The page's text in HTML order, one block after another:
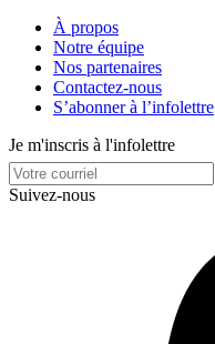
À propos
Notre équipe
Nos partenaires
Contactez-nous
S’abonner à l’infolettre
Je m'inscris à l'infolettre
Suivez-nous